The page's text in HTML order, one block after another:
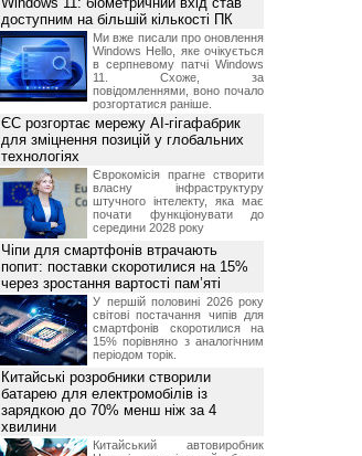
доступним на більшій кількості ПК
Ми вже писали про оновлення
Windows Hello, яке очікується
в серпневому патчі Windows
11. Схоже, за
повідомленнями, воно почало
розгортатися раніше.
ЄС розгортає мережу AI-гігафабрик
для зміцнення позицій у глобальних
технологіях
Єврокомісія прагне створити
власну інфраструктуру
штучного інтелекту, яка має
почати функціонувати до
середини 2028 року
Чіпи для смартфонів втрачають
попит: поставки скоротилися на 15%
через зростання вартості пам’яті
У першій половині 2026 року
світові постачання чипів для
смартфонів скоротилися на
15% порівняно з аналогічним
періодом торік.
Китайські розробники створили
батарею для електромобілів із
зарядкою до 70% менш ніж за 4
хвилини
Китайський автовиробник